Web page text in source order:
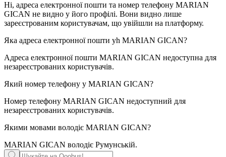
Ні, адреса електронної пошти та номер телефону MARIAN
GICAN не видно у його профілі. Вони видно лише
зареєстрованим користувачам, що увійшли на платформу.
Яка адреса електронної пошти уh MARIAN GICAN?
Адреса електронної пошти MARIAN GICAN недоступна для
незареєстрованих користувачів.
Який номер телефону у MARIAN GICAN?
Номер телефону MARIAN GICAN недоступний для
незареєстрованих користувачів.
Якими мовами володіє MARIAN GICAN?
MARIAN GICAN володіє Румунській.